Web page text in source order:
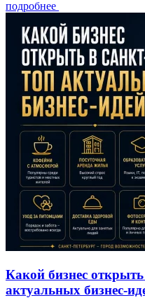
подробнее
Какой бизнес
актуальных бизнес-